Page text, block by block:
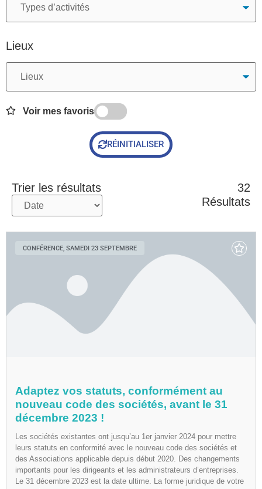
Lieux
Voir mes favoris
RÉINITIALISER
Trier les résultats
32
Résultats
CONFÉRENCE, SAMEDI 23 SEPTEMBRE
Adaptez vos statuts, conformément au
nouveau code des sociétés, avant le 31
décembre 2023 !
Les sociétés existantes ont jusqu’au 1er janvier 2024 pour mettre
leurs statuts en conformité avec le nouveau code des sociétés et
des Associations applicable depuis début 2020. Des changements
importants pour les dirigeants et les administrateurs d’entreprises.
Le 31 décembre 2023 est la date ultime. La forme juridique de votre